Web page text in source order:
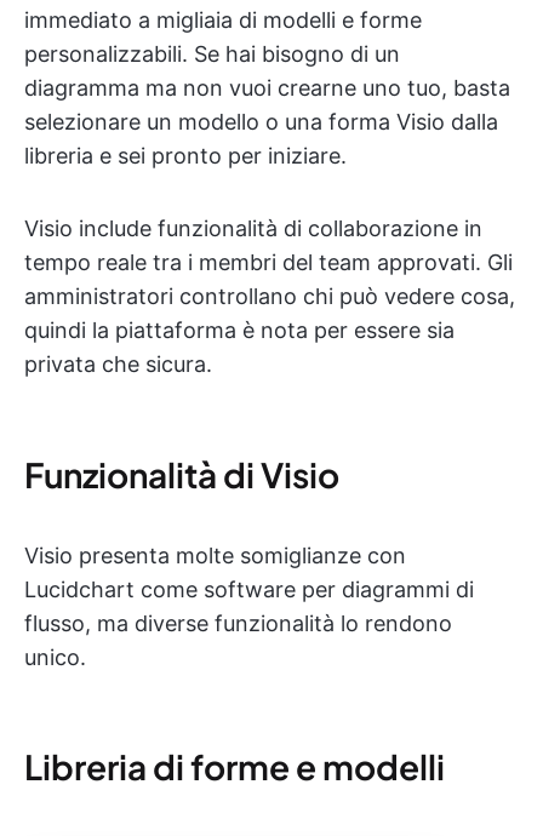
immediato a migliaia di modelli e forme
personalizzabili. Se hai bisogno di un
diagramma ma non vuoi crearne uno tuo, basta
selezionare un modello o una forma Visio dalla
libreria e sei pronto per iniziare.
Visio include funzionalità di collaborazione in
tempo reale tra i membri del team approvati. Gli
amministratori controllano chi può vedere cosa,
quindi la piattaforma è nota per essere sia
privata che sicura.
Funzionalità di Visio
Visio presenta molte somiglianze con
Lucidchart come software per diagrammi di
flusso, ma diverse funzionalità lo rendono
unico.
Libreria di forme e modelli